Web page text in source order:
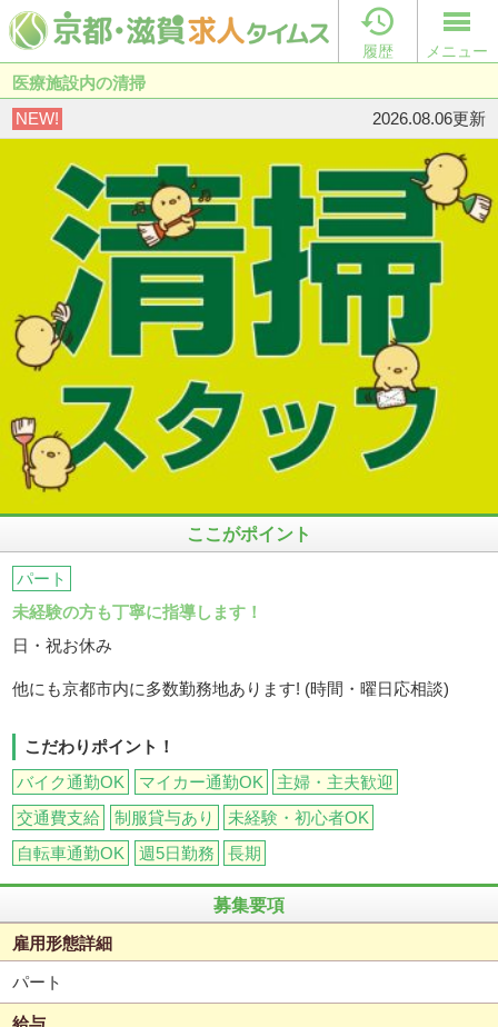

履歴 メニュー
医療施設内の清掃
NEW!
2026.08.06更新
ここがポイント
パート
未経験の方も丁寧に指導します！
日・祝お休み
他にも京都市内に多数勤務地あります! (時間・曜日応相談)
こだわりポイント！
バイク通勤OK
マイカー通勤OK
主婦・主夫歓迎
交通費支給
制服貸与あり
未経験・初心者OK
自転車通勤OK
週5日勤務 長期
募集要項
雇用形態詳細
パート
給与